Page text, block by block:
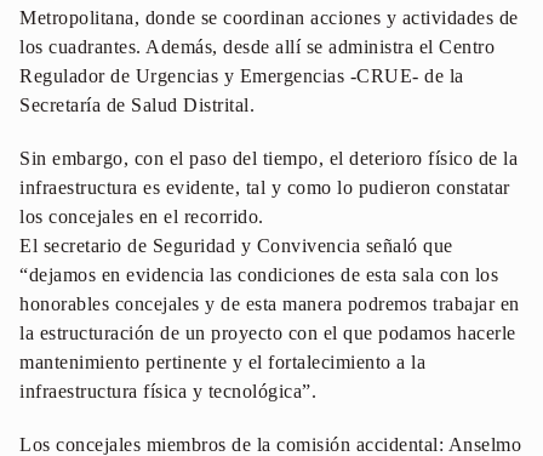
Metropolitana, donde se coordinan acciones y actividades de
los cuadrantes. Además, desde allí se administra el Centro
Regulador de Urgencias y Emergencias -CRUE- de la
Secretaría de Salud Distrital.
Sin embargo, con el paso del tiempo, el deterioro físico de la
infraestructura es evidente, tal y como lo pudieron constatar
los concejales en el recorrido.
El secretario de Seguridad y Convivencia señaló que
“dejamos en evidencia las condiciones de esta sala con los
honorables concejales y de esta manera podremos trabajar en
la estructuración de un proyecto con el que podamos hacerle
mantenimiento pertinente y el fortalecimiento a la
infraestructura física y tecnológica”.
Los concejales miembros de la comisión accidental: Anselmo